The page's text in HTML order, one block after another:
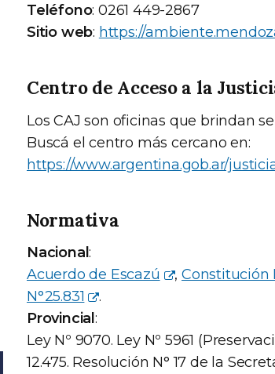
Teléfono: 0261 449-2867
Sitio web: https://
Centro de Acceso a la
Los CAJ son oficinas que brindan
Buscá el centro más cercano en:
https://www.argentina.gob.ar/
Normativa
Nacional:
Acuerdo de Escazú
,Constitución
N°25.831
.
Provincial :
Ley Nº 9070. Ley Nº 5961
12.475. Resolución N° 17 de la